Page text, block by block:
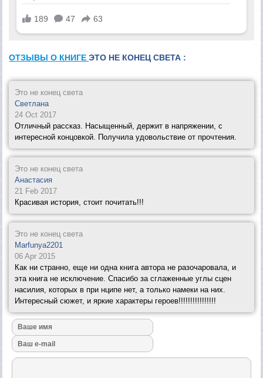
ОТЗЫВЫ О КНИГЕЭТО НЕ КОНЕЦ СВЕТА :
Это не конец света
Светлана
24 Oct 2017
Отличный рассказ. Насыщенный, держит в напряжении, с
интересной концовкой. Получила удовольствие от прочтения.
Это не конец света
Анастасия
21 Feb 2017
Красивая история, стоит почитать!!!
Это не конец света
Marfunya2201
06 Apr 2015
Как ни странно, еще ни одна книга автора не разочаровала, и
эта книга не исключение. Спасибо за сглаженные углы сцен
насилия, которых в при нципе нет, а только намеки на них.
Интересный сюжет, и яркие характеры героев!!!!!!!!!!!!!!!!